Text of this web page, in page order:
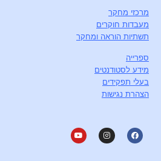
מרכזי מחקר
מעבדות חוקרים
תשתיות הוראה ומחקר
ספרייה
מידע לסטודנטים
בעלי תפקידים
הצהרת נגישות